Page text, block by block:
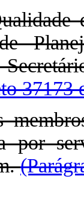
37173
por